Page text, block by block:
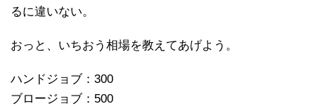
るに違いない。
おっと、いちおう相場を教えてあげよう。
ハンドジョブ：300
ブロージョブ：500